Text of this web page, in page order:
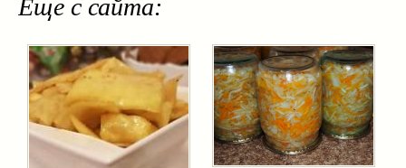
Еще с сайта: